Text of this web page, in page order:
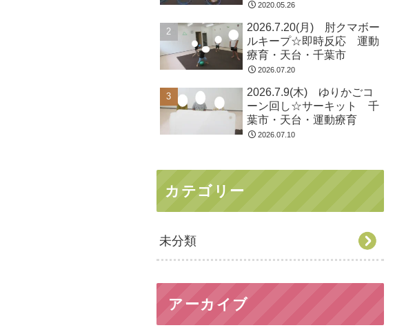
2020.05.26
2026.7.20(月) 肘クマボー
ルキープ☆即時反応 運動
療育・天台・千葉市
2026.07.20
2026.7.9(木) ゆりかごコ
ーン回し☆サーキット 千
葉市・天台・運動療育
2026.07.10
カテゴリー
未分類
アーカイブ